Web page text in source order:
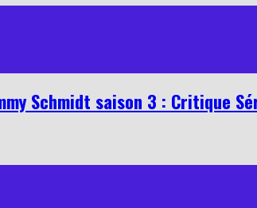
Schmidt saison 3 : Critique